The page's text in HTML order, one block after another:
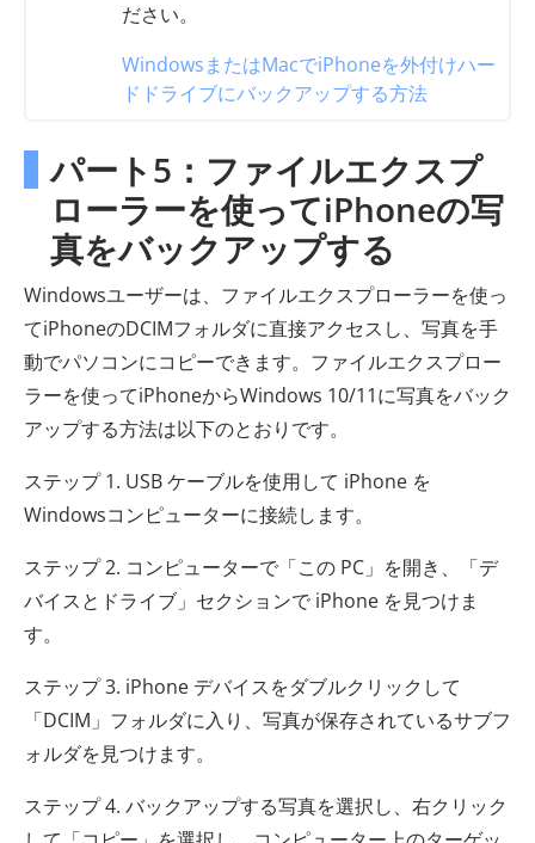
ださい。
WindowsまたはMacでiPhoneを外付けハー
ドドライブにバックアップする方法
パート5：ファイルエクスプ
ローラーを使ってiPhoneの写
真をバックアップする
Windowsユーザーは、ファイルエクスプローラーを使っ
てiPhoneのDCIMフォルダに直接アクセスし、写真を手
動でパソコンにコピーできます。ファイルエクスプロー
ラーを使ってiPhoneからWindows 10/11に写真をバック
アップする方法は以下のとおりです。
ステップ 1. USB ケーブルを使用して iPhone を
Windowsコンピューターに接続します。
ステップ 2. コンピューターで「この PC」を開き、「デ
バイスとドライブ」セクションで iPhone を見つけま
す。
ステップ 3. iPhone デバイスをダブルクリックして
「DCIM」フォルダに入り、写真が保存されているサブフ
ォルダを見つけます。
ステップ 4. バックアップする写真を選択し、右クリック